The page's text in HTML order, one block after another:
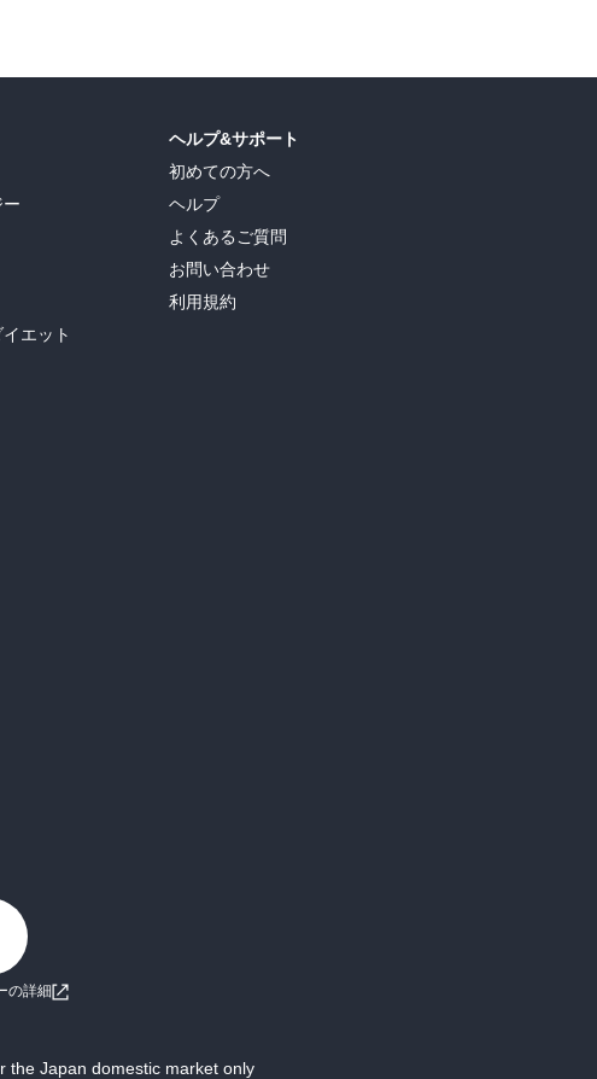
エット
ヘルプ&サポート
初めての方へ
ヘルプ
よくあるご質問
お問い合わせ
利用規約
の詳細
the Japan domestic market only